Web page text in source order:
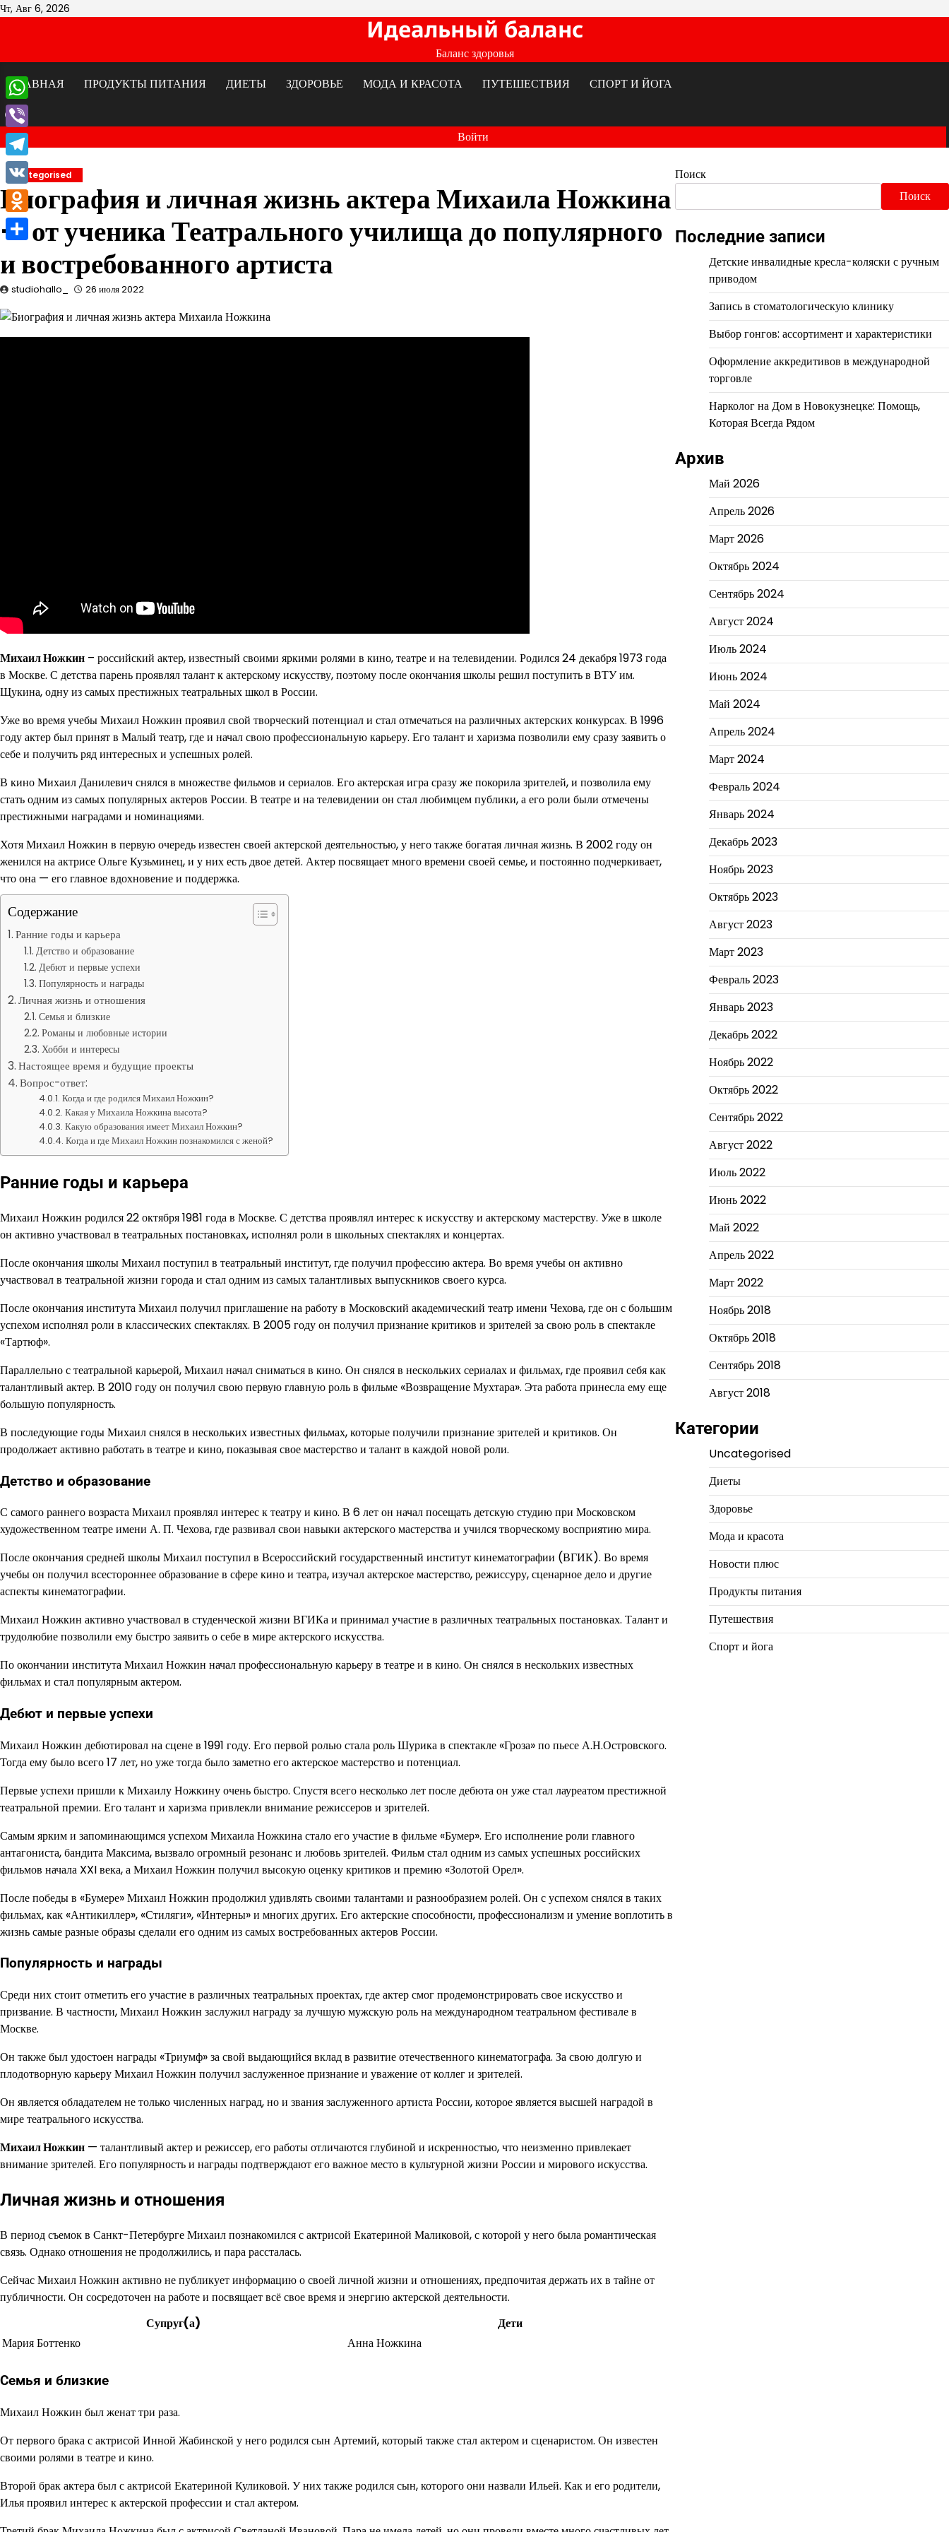
Перейти
Чт, Авг 6, 2026
Идеальный баланс
Баланс здоровья
ГЛАВНАЯ
ПРОДУКТЫ ПИТАНИЯ ДИЕТЫ ЗДОРОВЬЕ МОДА И КРАСОТА ПУТЕШЕСТВИЯ СПОРТ И ЙОГА
Войти
Uncategorised
Биография и личная жизнь актера Михаила Ножкина
— от ученика Театрального училища до популярного
и востребованного артиста
studiohallo_ 26 июля 2022
Михаил Ножкин – российский актер, известный своими яркими ролями в кино, театре и на телевидении. Родился 24 декабря 1973 года
в Москве. С детства парень проявлял талант к актерскому искусству, поэтому после окончания школы решил поступить в ВТУ им.
Щукина, одну из самых престижных театральных школ в России.
Уже во время учебы Михаил Ножкин проявил свой творческий потенциал и стал отмечаться на различных актерских конкурсах. В 1996
году актер был принят в Малый театр, где и начал свою профессиональную карьеру. Его талант и харизма позволили ему сразу заявить о
себе и получить ряд интересных и успешных ролей.
В кино Михаил Данилевич снялся в множестве фильмов и сериалов. Его актерская игра сразу же покорила зрителей, и позволила ему
стать одним из самых популярных актеров России. В театре и на телевидении он стал любимцем публики, а его роли были отмечены
престижными наградами и номинациями.
Хотя Михаил Ножкин в первую очередь известен своей актерской деятельностью, у него также богатая личная жизнь. В 2002 году он
женился на актрисе Ольге Кузьминец, и у них есть двое детей. Актер посвящает много времени своей семье, и постоянно подчеркивает,
что она — его главное вдохновение и поддержка.
Содержание
Ранние годы и карьера
Детство и образование
Дебют и первые успехи
Популярность и награды
Личная жизнь и отношения
Семья и близкие
Романы и любовные истории
Хобби и интересы
Настоящее время и будущие проекты
Вопрос-ответ:
Когда и где родился Михаил Ножкин?
Какая у Михаила Ножкина высота?
Какую образования имеет Михаил Ножкин?
Когда и где Михаил Ножкин познакомился с женой?
Ранние годы и карьера
Михаил Ножкин родился 22 октября 1981 года в Москве. С детства проявлял интерес к искусству и актерскому мастерству. Уже в школе
он активно участвовал в театральных постановках, исполнял роли в школьных спектаклях и концертах.
После окончания школы Михаил поступил в театральный институт, где получил профессию актера. Во время учебы он активно
участвовал в театральной жизни города и стал одним из самых талантливых выпускников своего курса.
После окончания института Михаил получил приглашение на работу в Московский академический театр имени Чехова, где он с большим
успехом исполнял роли в классических спектаклях. В 2005 году он получил признание критиков и зрителей за свою роль в спектакле
«Тартюф».
Параллельно с театральной карьерой, Михаил начал сниматься в кино. Он снялся в нескольких сериалах и фильмах, где проявил себя как
талантливый актер. В 2010 году он получил свою первую главную роль в фильме «Возвращение Мухтара». Эта работа принесла ему еще
большую популярность.
В последующие годы Михаил снялся в нескольких известных фильмах, которые получили признание зрителей и критиков. Он
продолжает активно работать в театре и кино, показывая свое мастерство и талант в каждой новой роли.
Детство и образование
С самого раннего возраста Михаил проявлял интерес к театру и кино. В 6 лет он начал посещать детскую студию при Московском
художественном театре имени А. П. Чехова, где развивал свои навыки актерского мастерства и учился творческому восприятию мира.
После окончания средней школы Михаил поступил в Всероссийский государственный институт кинематографии (ВГИК). Во время
учебы он получил всестороннее образование в сфере кино и театра, изучал актерское мастерство, режиссуру, сценарное дело и другие
аспекты кинематографии.
Михаил Ножкин активно участвовал в студенческой жизни ВГИКа и принимал участие в различных театральных постановках. Талант и
трудолюбие позволили ему быстро заявить о себе в мире актерского искусства.
По окончании института Михаил Ножкин начал профессиональную карьеру в театре и в кино. Он снялся в нескольких известных
фильмах и стал популярным актером.
Дебют и первые успехи
Михаил Ножкин дебютировал на сцене в 1991 году. Его первой ролью стала роль Шурика в спектакле «Гроза» по пьесе А.Н.Островского.
Тогда ему было всего 17 лет, но уже тогда было заметно его актерское мастерство и потенциал.
Первые успехи пришли к Михаилу Ножкину очень быстро. Спустя всего несколько лет после дебюта он уже стал лауреатом престижной
театральной премии. Его талант и харизма привлекли внимание режиссеров и зрителей.
Самым ярким и запоминающимся успехом Михаила Ножкина стало его участие в фильме «Бумер». Его исполнение роли главного
антагониста, бандита Максима, вызвало огромный резонанс и любовь зрителей. Фильм стал одним из самых успешных российских
фильмов начала XXI века, а Михаил Ножкин получил высокую оценку критиков и премию «Золотой Орел».
После победы в «Бумере» Михаил Ножкин продолжил удивлять своими талантами и разнообразием ролей. Он с успехом снялся в таких
фильмах, как «Антикиллер», «Стиляги», «Интерны» и многих других. Его актерские способности, профессионализм и умение воплотить в
жизнь самые разные образы сделали его одним из самых востребованных актеров России.
Популярность и награды
Среди них стоит отметить его участие в различных театральных проектах, где актер смог продемонстрировать свое искусство и
призвание. В частности, Михаил Ножкин заслужил награду за лучшую мужскую роль на международном театральном фестивале в
Москве.
Он также был удостоен награды «Триумф» за свой выдающийся вклад в развитие отечественного кинематографа. За свою долгую и
плодотворную карьеру Михаил Ножкин получил заслуженное признание и уважение от коллег и зрителей.
Он является обладателем не только численных наград, но и звания заслуженного артиста России, которое является высшей наградой в
мире театрального искусства.
Михаил Ножкин — талантливый актер и режиссер, его работы отличаются глубиной и искренностью, что неизменно привлекает
внимание зрителей. Его популярность и награды подтверждают его важное место в культурной жизни России и мирового искусства.
Личная жизнь и отношения
В период съемок в Санкт-Петербурге Михаил познакомился с актрисой Екатериной Маликовой, с которой у него была романтическая
связь. Однако отношения не продолжились, и пара рассталась.
Сейчас Михаил Ножкин активно не публикует информацию о своей личной жизни и отношениях, предпочитая держать их в тайне от
публичности. Он сосредоточен на работе и посвящает всё свое время и энергию актерской деятельности.
Супруг(а)
Дети
Мария Боттенко
Анна Ножкина
Семья и близкие
Михаил Ножкин был женат три раза.
От первого брака с актрисой Инной Жабинской у него родился сын Артемий, который также стал актером и сценаристом. Он известен
своими ролями в театре и кино.
Второй брак актера был с актрисой Екатериной Куликовой. У них также родился сын, которого они назвали Ильей. Как и его родители,
Илья проявил интерес к актерской профессии и стал актером.
Поиск
Поиск
Последние записи
Детские инвалидные кресла-коляски с ручным
приводом
Запись в стоматологическую клинику
Выбор гонгов: ассортимент и характеристики
Оформление аккредитивов в международной
торговле
Нарколог на Дом в Новокузнецке: Помощь,
Которая Всегда Рядом
Архив
Май 2026
Апрель 2026
Март 2026
Октябрь 2024
Сентябрь 2024
Август 2024
Июль 2024
Июнь 2024
Май 2024
Апрель 2024
Март 2024
Февраль 2024
Январь 2024
Декабрь 2023
Ноябрь 2023
Октябрь 2023
Август 2023
Март 2023
Февраль 2023
Январь 2023
Декабрь 2022
Ноябрь 2022
Октябрь 2022
Сентябрь 2022
Август 2022
Июль 2022
Июнь 2022
Май 2022
Апрель 2022
Март 2022
Ноябрь 2018
Октябрь 2018
Сентябрь 2018
Август 2018
Категории
Uncategorised
Диеты
Здоровье
Мода и красота
Новости плюс
Продукты питания
Путешествия
Спорт и йога
WhatsApp
Viber
Telegram
VK
Odnoklassniki